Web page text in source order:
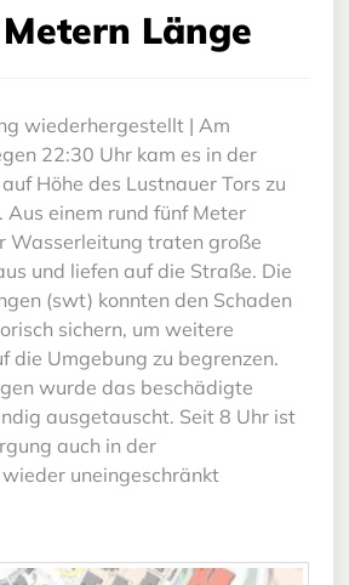
Länge
wiederhergestellt | Am
22:30 Uhr kam es in der
Höhe des Lustnauer Tors zu
Aus einem rund fünf Meter
Wasserleitung traten große
und liefen auf die Straße. Die
(swt) konnten den Schaden
sichern, um weitere
die Umgebung zu begrenzen.
wurde das beschädigte
ausgetauscht. Seit 8 Uhr ist
auch in der
uneingeschränkt